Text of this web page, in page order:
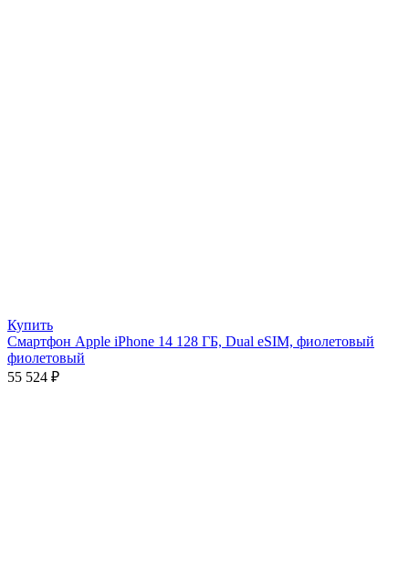
Купить
Смартфон Apple iPhone 14 128 ГБ, Dual eSIM, фиолетовый
фиолетовый
55 524 ₽